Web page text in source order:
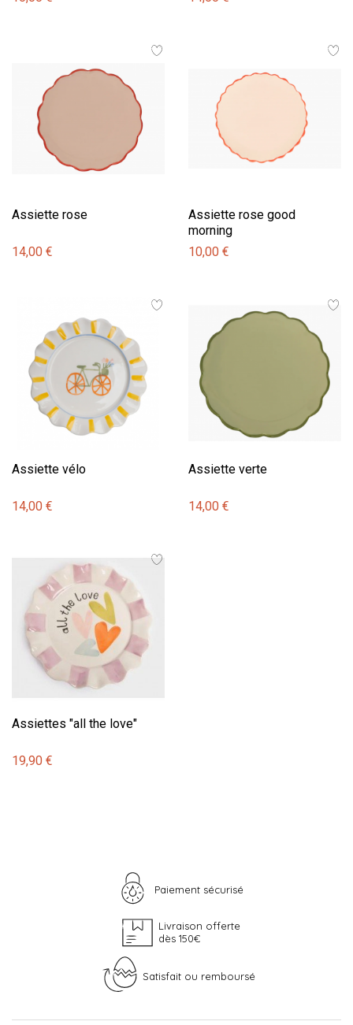
Assiette rose
14,00 €
Assiette rose good
morning
10,00 €
Assiette vélo
14,00 €
Assiette verte
14,00 €
Assiettes "all the love"
19,90 €
Paiement sécurisé
Livraison offerte
dès 150€
Satisfait ou remboursé